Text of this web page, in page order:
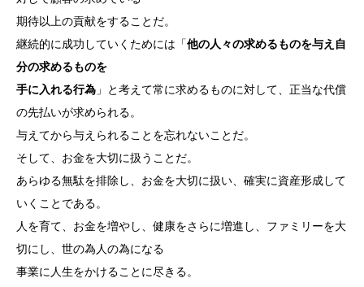
期待以上の貢献をすることだ。
継続的に成功していくためには「他の人々の求めるものを与え自
分の求めるものを
手に入れる行為 」と考えて常に求めるものに対して、正当な代償
の先払いが求められる。
与えてから与えられることを忘れないことだ。
そして、お金を大切に扱うことだ。
あらゆる無駄を排除し、お金を大切に扱い、確実に資産形成して
いくことである。
人を育て、お金を増やし、健康をさらに増進し、ファミリーを大
切にし、世の為人の為になる
事業に人生をかけることに尽きる。